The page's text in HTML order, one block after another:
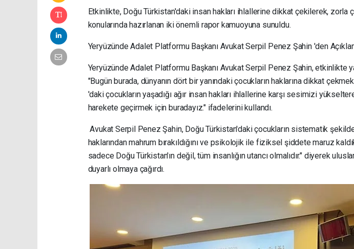
Etkinlikte, Doğu Türkistan'daki insan hakları ihlallerine dikkat çekilerek, zorla
konularında hazırlanan iki önemli rapor kamuoyuna sunuldu.
Yeryüzünde Adalet Platformu Başkanı Avukat Serpil Penez Şahin 'den
Yeryüzünde Adalet Platformu Başkanı Avukat Serpil Penez Şahin, etkinlikte
"Bugün burada, dünyanın dört bir yanındaki çocukların haklarına dikkat
'daki çocukların yaşadığı ağır insan hakları ihlallerine karşı sesimizi
harekete geçirmek için buradayız." ifadelerini kullandı.
Avukat Serpil Penez Şahin, Doğu Türkistan'daki çocukların sistematik şekilde
haklarından mahrum bırakıldığını ve psikolojik ile fiziksel şiddete maruz
sadece Doğu Türkistan'ın değil, tüm insanlığın utancı olmalıdır." diyerek
duyarlı olmaya çağırdı.